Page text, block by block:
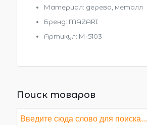
Материал: дерево, металл
Бренд: MAZARI
Артикул: М-5103
Поиск товаров